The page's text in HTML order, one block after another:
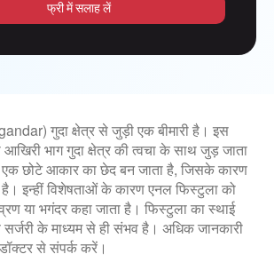
फ्री में सलाह लें
गुदा क्षेत्र से जुड़ी एक बीमारी है। इस
आखिरी भाग गुदा क्षेत्र की त्वचा के साथ जुड़ जाता
एक छोटे आकार का छेद बन जाता है, जिसके कारण
इन्हीं विशेषताओं के कारण एनल फिस्टुला को
या भगंदर कहा जाता है। फिस्टुला का स्थाई
सर्जरी के माध्यम से ही संभव है। अधिक जानकारी
से संपर्क करें।